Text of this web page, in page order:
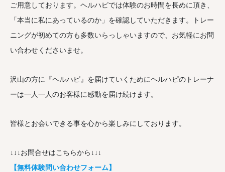
ご用意しております。ヘルハピでは体験のお時間を長めに頂き、
「本当に私にあっているのか」を確認していただきます。トレー
ニングが初めての方も多数いらっしゃいますので、お気軽にお問
い合わせくださいませ。
沢山の方に『ヘルハピ』を届けていくためにヘルハピのトレーナ
ーは一人一人のお客様に感動を届け続けます。
皆様とお会いできる事を心から楽しみにしております。
↓↓↓お問合せはこちらから↓↓↓
【無料体験問い合わせフォーム】